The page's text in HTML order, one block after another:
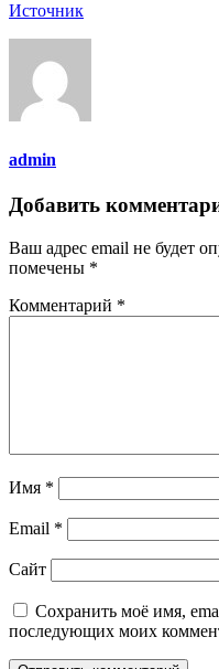
Источник
admin
Добавить
Ваш адрес email не будет
помечены *
Комментарий *
Имя *
Email *
Сайт
Сохранить моё имя,
последующих моих